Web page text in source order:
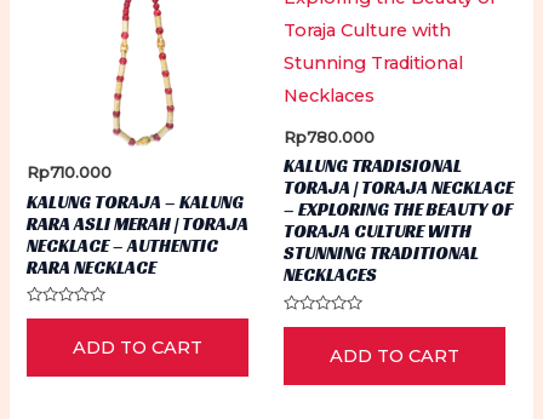
Rp710.000
KALUNG TORAJA – KALUNG
RARA ASLI MERAH | TORAJA
NECKLACE – AUTHENTIC
RARA NECKLACE
Rated
5
ADD TO CART
Rp780.000
KALUNG TRADISIONAL
TORAJA | TORAJA NECKLACE
– EXPLORING THE BEAUTY OF
TORAJA CULTURE WITH
STUNNING TRADITIONAL
NECKLACES
Rated
5
ADD TO CART